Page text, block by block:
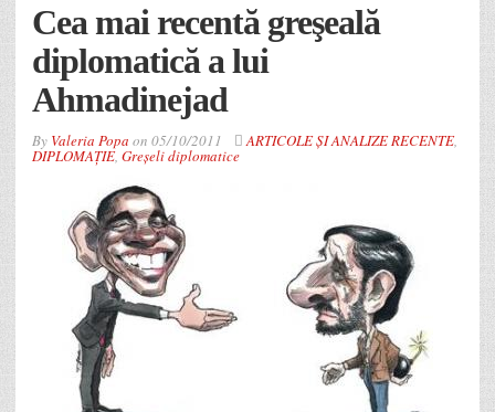
Cea mai recentă greşeală
diplomatică a lui
Ahmadinejad
By Valeria Popa on 05/10/2011 ARTICOLE ȘI ANALIZE RECENTE,
DIPLOMAȚIE, Greșeli diplomatice